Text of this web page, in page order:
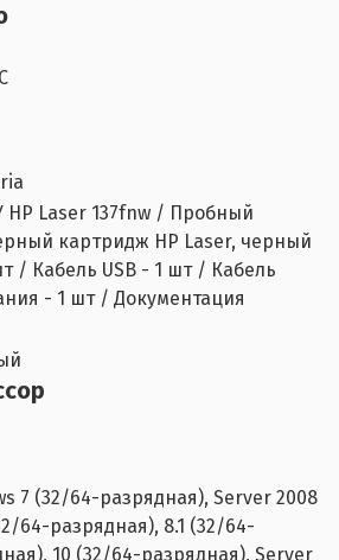
Laser 137fnw / Пробный
картридж HP Laser, черный
/ Кабель USB - 1 шт / Кабель
- 1 шт / Документация
7 (32/64-разрядная), Server 2008
64-разрядная), 8.1 (32/64-
10 (32/64-разрядная), Server